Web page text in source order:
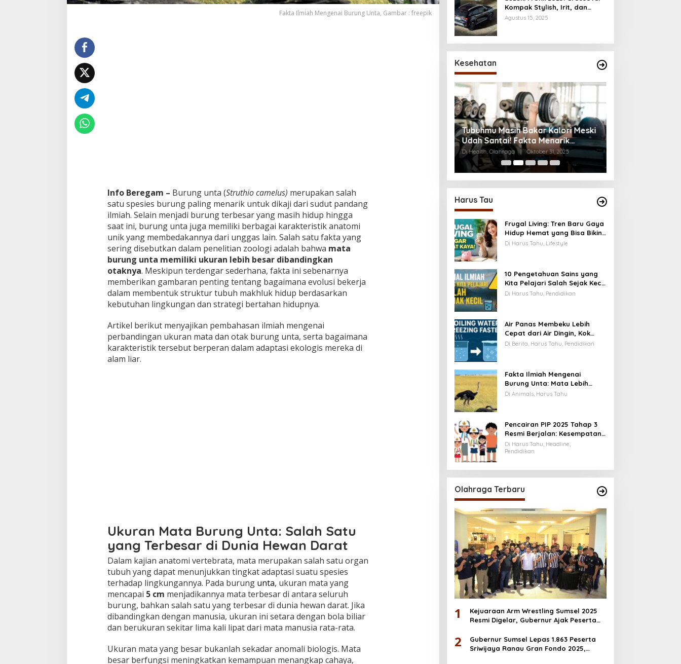
e
Fakta Ilmiah Mengenai Burung Unta, Gambar : freepik
Info Beregam – Burung unta (Struthio camelus) merupakan salah
satu spesies burung paling menarik untuk dikaji dari sudut pandang
ilmiah. Selain menjadi burung terbesar yang masih hidup hingga
saat ini, burung unta juga memiliki berbagai karakteristik anatomi
unik yang membedakannya dari unggas lain. Salah satu fakta yang
sering disebutkan dalam penelitian zoologi adalah bahwa mata
burung unta memiliki ukuran lebih besar dibandingkan
otaknya. Meskipun terdengar sederhana, fakta ini sebenarnya
memberikan gambaran penting tentang bagaimana evolusi bekerja
dalam membentuk struktur tubuh makhluk hidup berdasarkan
kebutuhan lingkungan dan strategi bertahan hidupnya.
Artikel berikut menyajikan pembahasan ilmiah mengenai
perbandingan ukuran mata dan otak burung unta, serta bagaimana
karakteristik tersebut berperan dalam adaptasi ekologis mereka di
alam liar.
Ukuran Mata Burung Unta: Salah Satu
yang Terbesar di Dunia Hewan Darat
Dalam kajian anatomi vertebrata, mata merupakan salah satu organ
tubuh yang dapat menunjukkan tingkat adaptasi suatu spesies
terhadap lingkungannya. Pada burung unta, ukuran mata yang
mencapai 5 cm menjadikannya mata terbesar di antara seluruh
burung, bahkan salah satu yang terbesar di dunia hewan darat. Jika
dibandingkan dengan manusia, ukuran ini setara dengan bola biliar
dan berukuran sekitar lima kali lipat dari mata manusia rata-rata.
Ukuran mata yang besar bukanlah sekadar anomali biologis. Mata
besar berfungsi meningkatkan kemampuan menangkap cahaya,
Kompak Stylish, Irit, dan
Penuh Fitur Modern
Agustus 15, 2025
Kesehatan
Tubuhmu Masih Bakar Kalori Meski
Udah Santai! Fakta Menarik
Tentang Afterburn Effect
Di Health, Olahraga | Oktober 31, 2025
Harus Tau
Frugal Living: Tren Baru Gaya
Hidup Hemat yang Bisa Bikin
Kamu Cepat Kaya
Di Harus Tahu, Lifestyle
10 Pengetahuan Sains yang
Kita Pelajari Salah Sejak Kecil
—Ini Faktanya!
Di Harus Tahu, Pendidikan
Air Panas Membeku Lebih
Cepat dari Air Dingin, Kok
Bisa? Ini Alasannya
Di Berita, Harus Tahu, Pendidikan
Fakta Ilmiah Mengenai
Burung Unta: Mata Lebih
Besar dari Otaknya
Di Animals, Harus Tahu
Pencairan PIP 2025 Tahap 3
Resmi Berjalan: Kesempatan
Terakhir Siswa Menerima
Bantuan Pendidikan hingga
Di Harus Tahu, Headline,
Pendidikan
Olahraga Terbaru
1
Kejuaraan Arm Wrestling Sumsel 2025
Resmi Digelar, Gubernur Ajak Peserta
2
Gubernur Sumsel Lepas 1.863 Peserta
Sriwijaya Ranau Gran Fondo 2025,